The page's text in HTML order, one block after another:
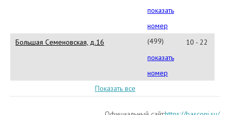
14-
22
показать
номер
Большая Семеновская, д.16
(499)369-
33-
59
показать
номер
10 - 22
Показать все